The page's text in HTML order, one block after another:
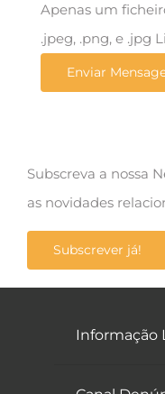
Apenas um
.jpeg, .png, e .jpg
Subscreva a nossa
as novidades
Subscrever já!
Informação